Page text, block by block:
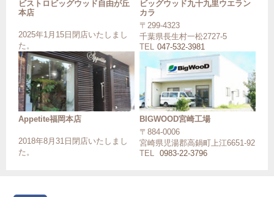
ビストロビッグウッド自由が丘
本店
2025年1月15日閉店いたしまし
た。
ビッグウッド九十九里ウエラン
カラ
〒299-4323
千葉県長生村一松2727-5
TEL 047-532-3981
Appetite福岡本店
2018年8月31日閉店いたしまし
た。
BIGWOOD宮崎工場
〒884-0006
宮崎県児湯郡高鍋町上江6651-92
TEL
0983-22-3796